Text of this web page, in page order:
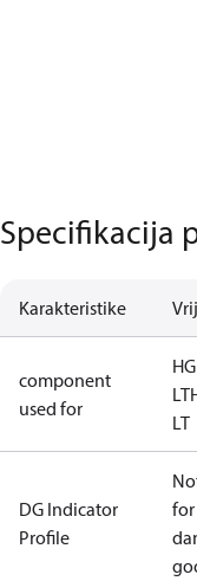
Specifikacija
Karakteristike
component
used for
LT
LT
DG Indicator
Profile
for